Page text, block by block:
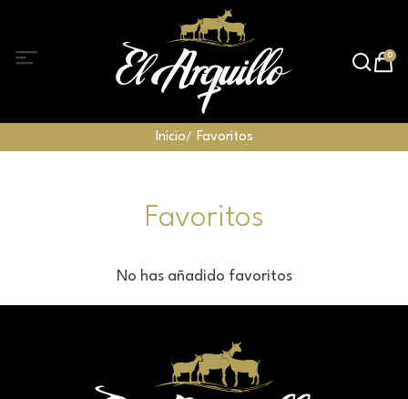
0
Inicio Favoritos
Favoritos
No has añadido favoritos